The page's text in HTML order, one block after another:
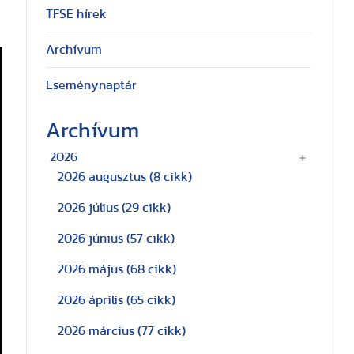
TFSE hírek
Archívum
Eseménynaptár
Archívum
2026
2026 augusztus (8 cikk)
2026 július (29 cikk)
2026 június (57 cikk)
2026 május (68 cikk)
2026 április (65 cikk)
2026 március (77 cikk)